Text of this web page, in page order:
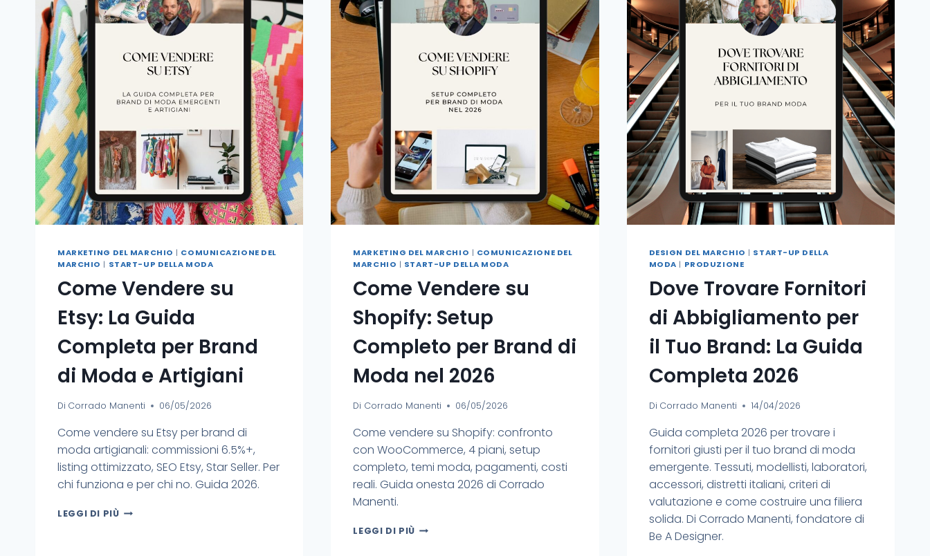
MARKETING DEL MARCHIO | COMUNICAZIONE DEL
MARCHIO | START-UP DELLA MODA
Come Vendere su
Etsy: La Guida
Completa per Brand
di Moda e Artigiani
Di Corrado Manenti 06/05/2026
Come vendere su Etsy per brand di
moda artigianali: commissioni 6.5%+,
listing ottimizzato, SEO Etsy, Star Seller. Per
chi funziona e per chi no. Guida 2026.
LEGGI DI PIÙ
MARKETING DEL MARCHIO | COMUNICAZIONE DEL
MARCHIO | START-UP DELLA MODA
Come Vendere su
Shopify: Setup
Completo per Brand di
Moda nel 2026
Di Corrado Manenti 06/05/2026
Come vendere su Shopify: confronto
con WooCommerce, 4 piani, setup
completo, temi moda, pagamenti, costi
reali. Guida onesta 2026 di Corrado
Manenti.
LEGGI DI PIÙ
DESIGN DEL MARCHIO | START-UP DELLA
MODA | PRODUZIONE
Dove Trovare Fornitori
di Abbigliamento per
il Tuo Brand: La Guida
Completa 2026
Di Corrado Manenti 14/04/2026
Guida completa 2026 per trovare i
fornitori giusti per il tuo brand di moda
emergente. Tessuti, modellisti, laboratori,
accessori, distretti italiani, criteri di
valutazione e come costruire una filiera
solida. Di Corrado Manenti, fondatore di
Be A Designer.